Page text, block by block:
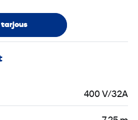
400 V/32A